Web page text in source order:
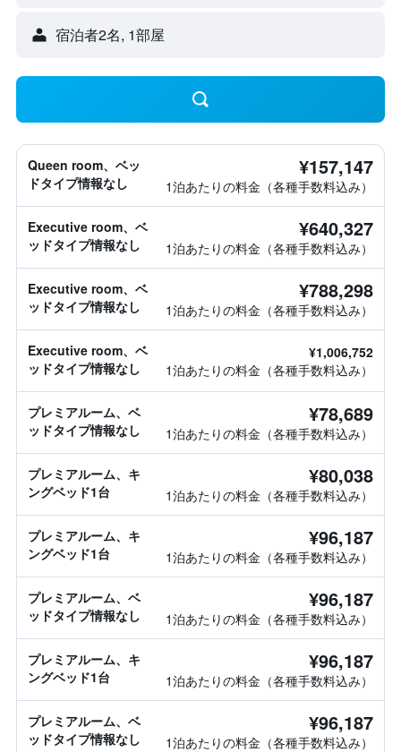
宿泊者2名, 1​部屋
Queen room、ベッ
ドタイプ情報なし
¥157,147
1泊あたりの料金（各種手数料込み）
Executive room、ベ
ッドタイプ情報なし
¥640,327
1泊あたりの料金（各種手数料込み）
Executive room、ベ
ッドタイプ情報なし
¥788,298
1泊あたりの料金（各種手数料込み）
Executive room、ベ
ッドタイプ情報なし
¥1,006,752
1泊あたりの料金（各種手数料込み）
プレミアルーム、ベ
ッドタイプ情報なし
¥78,689
1泊あたりの料金（各種手数料込み）
プレミアルーム、キ
ングベッド1台
¥80,038
1泊あたりの料金（各種手数料込み）
プレミアルーム、キ
ングベッド1台
¥96,187
1泊あたりの料金（各種手数料込み）
プレミアルーム、ベ
ッドタイプ情報なし
¥96,187
1泊あたりの料金（各種手数料込み）
プレミアルーム、キ
ングベッド1台
¥96,187
1泊あたりの料金（各種手数料込み）
プレミアルーム、ベ
ッドタイプ情報なし
¥96,187
1泊あたりの料金（各種手数料込み）